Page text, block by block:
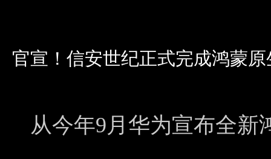
官宣！信安世纪正式完成鸿蒙
从今年9月华为宣布全新